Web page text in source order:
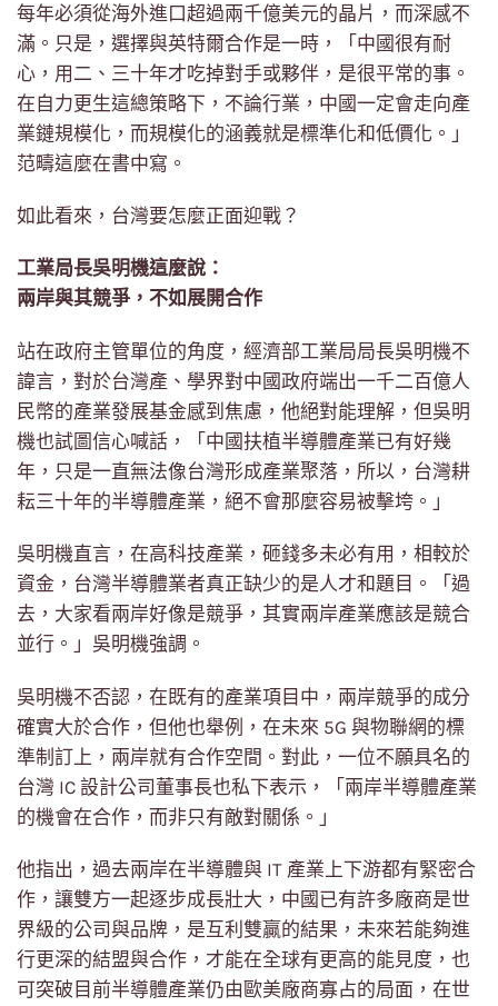
每年必須從海外進口超過兩千億美元的晶片，而深感不
滿。只是，選擇與英特爾合作是一時，「中國很有耐
心，用二、三十年才吃掉對手或夥伴，是很平常的事。
在自力更生這總策略下，不論行業，中國一定會走向產
業鏈規模化，而規模化的涵義就是標準化和低價化。」
范疇這麼在書中寫。
如此看來，台灣要怎麼正面迎戰？
工業局長吳明機這麼說：
兩岸與其競爭，不如展開合作
站在政府主管單位的角度，經濟部工業局局長吳明機不
諱言，對於台灣產、學界對中國政府端出一千二百億人
民幣的產業發展基金感到焦慮，他絕對能理解，但吳明
機也試圖信心喊話，「中國扶植半導體產業已有好幾
年，只是一直無法像台灣形成產業聚落，所以，台灣耕
耘三十年的半導體產業，絕不會那麼容易被擊垮。」
吳明機直言，在高科技產業，砸錢多未必有用，相較於
資金，台灣半導體業者真正缺少的是人才和題目。「過
去，大家看兩岸好像是競爭，其實兩岸產業應該是競合
並行。」吳明機強調。
吳明機不否認，在既有的產業項目中，兩岸競爭的成分
確實大於合作，但他也舉例，在未來 5G 與物聯網的標
準制訂上，兩岸就有合作空間。對此，一位不願具名的
台灣 IC 設計公司董事長也私下表示，「兩岸半導體產業
的機會在合作，而非只有敵對關係。」
他指出，過去兩岸在半導體與 IT 產業上下游都有緊密合
作，讓雙方一起逐步成長壯大，中國已有許多廠商是世
界級的公司與品牌，是互利雙贏的結果，未來若能夠進
行更深的結盟與合作，才能在全球有更高的能見度，也
可突破目前半導體產業仍由歐美廠商寡占的局面，在世